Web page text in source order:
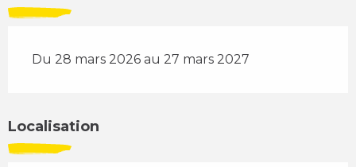
Du 28 mars 2026 au 27 mars 2027
Localisation